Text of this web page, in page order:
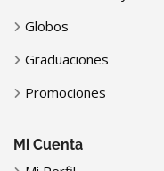
Globos
Graduaciones
Promociones
Mi Cuenta